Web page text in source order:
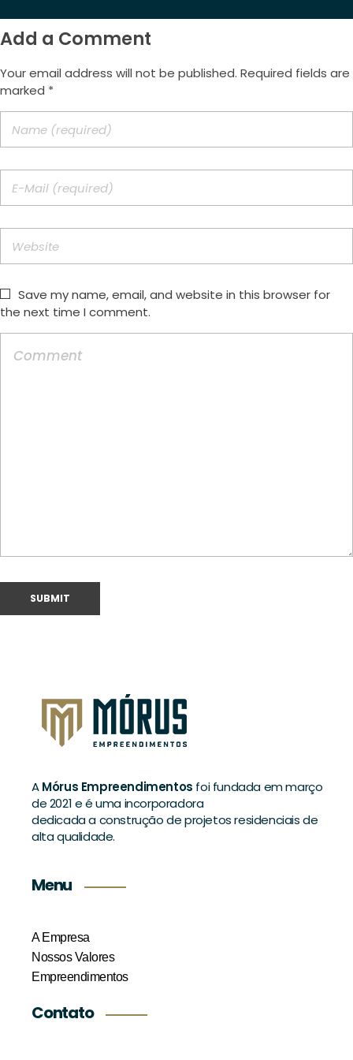
Add a Comment
Your email address will not be published. Required fields are
marked *
Save my name, email, and website in this browser for
the next time I comment.
AMórus Empreendimentos foi fundada em março
de 2021 e é uma incorporadora
dedicada a construção de projetos residenciais de
alta qualidade.
Menu
A Empresa
Nossos Valores
Empreendimentos
Contato